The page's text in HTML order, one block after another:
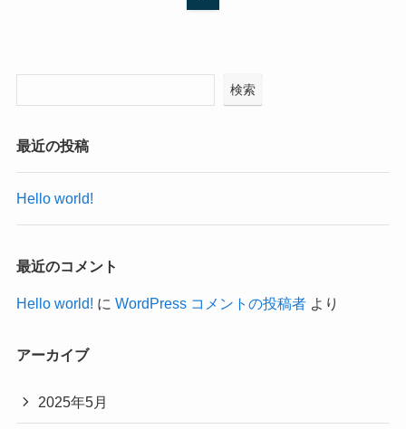
検索
最近の投稿
Hello world!
最近のコメント
Hello world! に WordPress コメントの投稿者より
アーカイブ
2025年5月